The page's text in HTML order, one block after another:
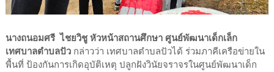
นางถนอมศรี ไชยวิชู หัวหน้าสถานศึกษา ศูนย์พัฒนาเด็กเล็ก
เทศบาลตำบลปัวกล่าวว่า เทศบาลตำบลปัวได้ ร่วมภาคีเครือข่ายใน
พื้นที่ ป้องกันการเกิดอุบัติเหตุ ปลูกฝังวินัยจราจรในศูนย์พัฒนาเด็ก